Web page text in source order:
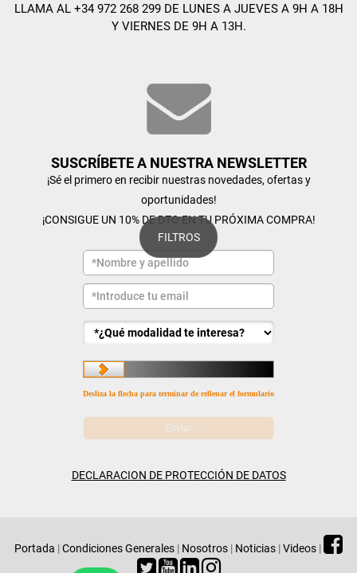
FILTROS
LLAMA AL +34 972 268 299 DE LUNES A JUEVES A 9H A 18H
Y VIERNES DE 9H A 13H.
SUSCRÍBETE A NUESTRA NEWSLETTER
¡Sé el primero en recibir nuestras novedades, ofertas y
oportunidades!
¡CONSIGUE UN 10% DE DTO EN TU PRÓXIMA COMPRA!
Desliza la flecha para terminar de rellenar el formulario
DECLARACION DE PROTECCIÓN DE DATOS
Portada |Condiciones Generales | Nosotros | Noticias |Videos |